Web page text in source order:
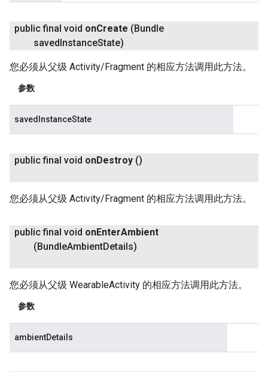
public final void onCreate (Bundle
savedInstanceState)
您必须从父级 Activity/Fragment 的相应方法调用此方法。
参数
savedInstanceState
public final void onDestroy ()
您必须从父级 Activity/Fragment 的相应方法调用此方法。
public final void onEnterAmbient
(BundleAmbientDetails)
您必须从父级 WearableActivity 的相应方法调用此方法。
参数
ambientDetails